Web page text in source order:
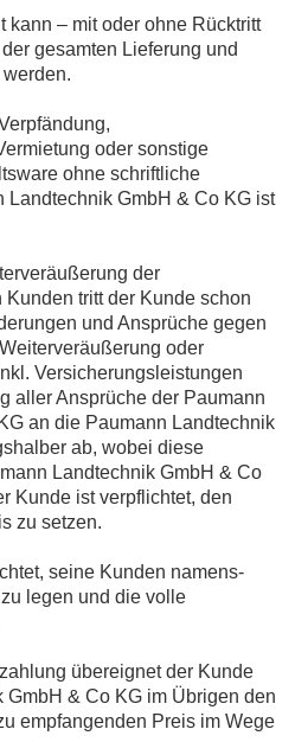
kann – mit oder ohne Rücktritt
gesamten Lieferung und
oder sonstige
ohne schriftliche
Landtechnik GmbH & Co KG ist
der
tritt der Kunde schon
und Ansprüche gegen
oder
Versicherungsleistungen
aller Ansprüche der Paumann
an die Paumann Landtechnik
ab, wobei diese
Landtechnik GmbH & Co
Kunde ist verpflichtet, den
zu setzen.
seine Kunden namens-
legen und die volle
übereignet der Kunde
& Co KG im Übrigen den
empfangenden Preis im Wege